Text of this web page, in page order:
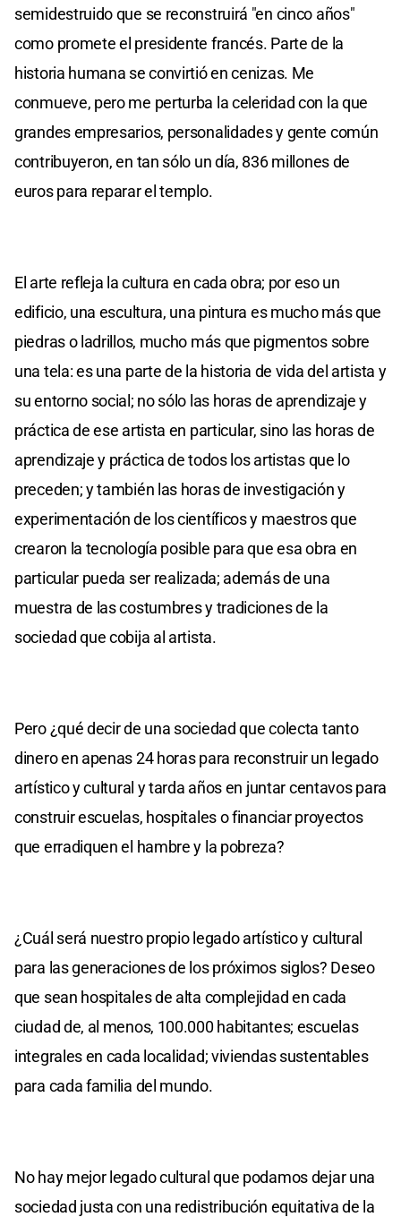
semidestruido que se reconstruirá "en cinco años"
como promete el presidente francés. Parte de la
historia humana se convirtió en cenizas. Me
conmueve, pero me perturba la celeridad con la que
grandes empresarios, personalidades y gente común
contribuyeron, en tan sólo un día, 836 millones de
euros para reparar el templo.
El arte refleja la cultura en cada obra; por eso un
edificio, una escultura, una pintura es mucho más que
piedras o ladrillos, mucho más que pigmentos sobre
una tela: es una parte de la historia de vida del artista y
su entorno social; no sólo las horas de aprendizaje y
práctica de ese artista en particular, sino las horas de
aprendizaje y práctica de todos los artistas que lo
preceden; y también las horas de investigación y
experimentación de los científicos y maestros que
crearon la tecnología posible para que esa obra en
particular pueda ser realizada; además de una
muestra de las costumbres y tradiciones de la
sociedad que cobija al artista.
Pero ¿qué decir de una sociedad que colecta tanto
dinero en apenas 24 horas para reconstruir un legado
artístico y cultural y tarda años en juntar centavos para
construir escuelas, hospitales o financiar proyectos
que erradiquen el hambre y la pobreza?
¿Cuál será nuestro propio legado artístico y cultural
para las generaciones de los próximos siglos? Deseo
que sean hospitales de alta complejidad en cada
ciudad de, al menos, 100.000 habitantes; escuelas
integrales en cada localidad; viviendas sustentables
para cada familia del mundo.
No hay mejor legado cultural que podamos dejar una
sociedad justa con una redistribución equitativa de la